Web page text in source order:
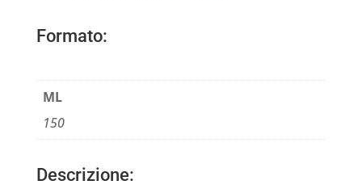
Formato:
ML
150
Descrizione: